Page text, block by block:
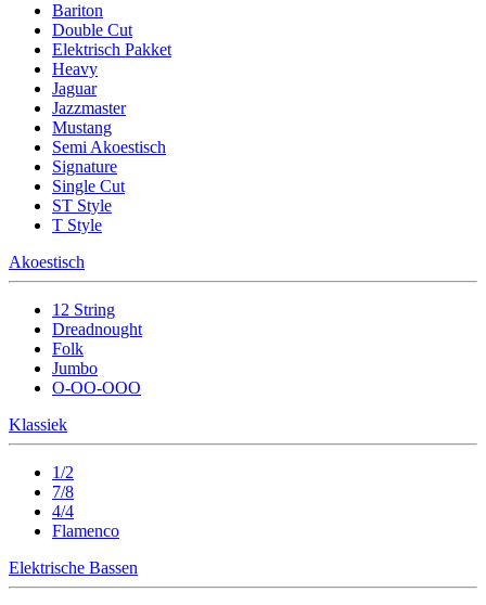
Bariton
Double Cut
Elektrisch Pakket
Heavy
Jaguar
Jazzmaster
Mustang
Semi Akoestisch
Signature
Single Cut
ST Style
T Style
Akoestisch
12 String
Dreadnought
Folk
Jumbo
O-OO-OOO
Klassiek
1/2
7/8
4/4
Flamenco
Elektrische Bassen